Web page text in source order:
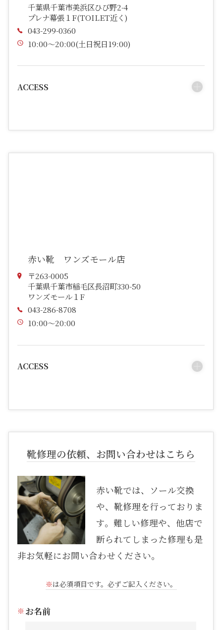
千葉県千葉市美浜区ひび野2-4
プレナ幕張１F(TOILET近く)
043-299-0360
10:00～20:00(土日祝日19:00)
ACCESS
赤い靴 ワンズモール店
〒263-0005
千葉県千葉市稲毛区長沼町330-50
ワンズモール１F
043-286-8708
10:00～20:00
ACCESS
靴修理の依頼、お問い合わせはこちら
赤い靴では、ソール交換
や、靴修理を行っておりま
す。難しい修理や、他店で
断られてしまった修理も是
非お気軽にお問い合わせください。
※は必須項目です。必ずご記入ください。
お名前